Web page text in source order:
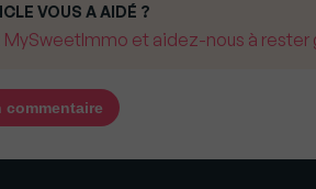
VOUS A AIDÉ ?
et aidez-nous à rester
commentaire